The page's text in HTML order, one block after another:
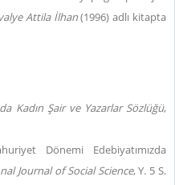
Attila İlhan(1996) adlı kitapta
Kadın Şair ve Yazarlar Sözlüğü,
Dönemi Edebiyatımızda
Journal of Social Science, Y. 5 S.